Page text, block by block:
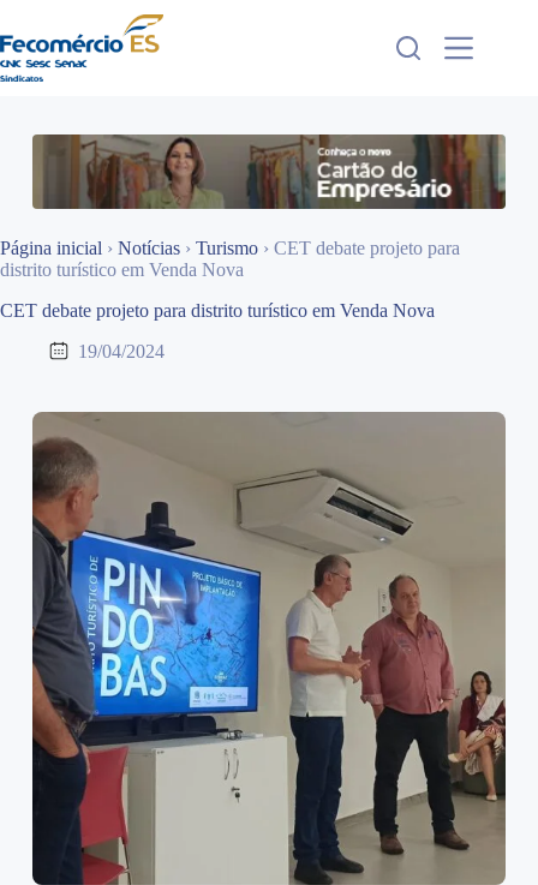
para
o
conteúdo
Página inicial › Notícias › Turismo › CET debate projeto para
distrito turístico em Venda Nova
CET debate projeto para distrito turístico em Venda Nova
19/04/2024